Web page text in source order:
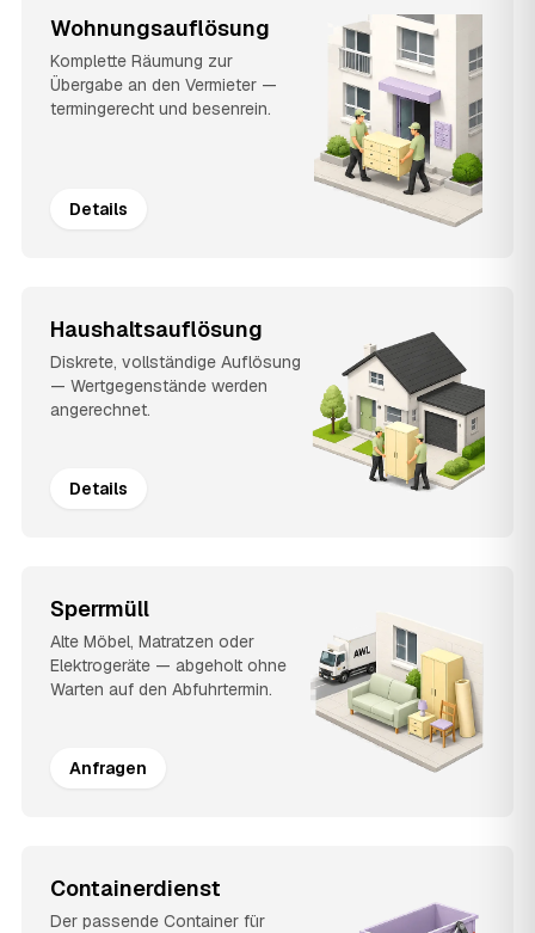
Wohnungsauflösung
Komplette Räumung zur
Übergabe an den Vermieter —
termingerecht und besenrein.
Details
Haushaltsauflösung
Diskrete, vollständige Auflösung
— Wertgegenstände werden
angerechnet.
Details
Sperrmüll
Alte Möbel, Matratzen oder
Elektrogeräte — abgeholt ohne
Warten auf den Abfuhrtermin.
Anfragen
Containerdienst
Der passende Container für